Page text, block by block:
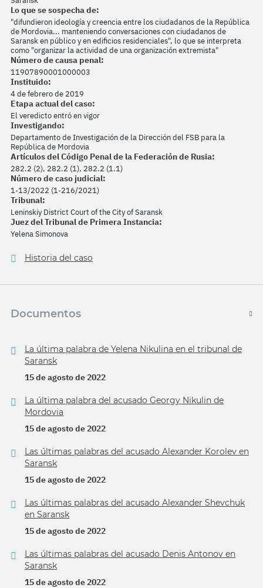
Lo que se sospecha de:
"difundieron ideología y creencia entre los ciudadanos de la República
de Mordovia... manteniendo conversaciones con ciudadanos de
Saransk en público y en edificios residenciales", lo que se interpreta
como "organizar la actividad de una organización extremista"
Número de causa penal:
11907890001000003
Instituido:
4 de febrero de 2019
Etapa actual del caso:
El veredicto entró en vigor
Investigando:
Departamento de Investigación de la Dirección del FSB para la
República de Mordovia
Artículos del Código Penal de la Federación de Rusia:
282.2 (2), 282.2 (1), 282.2 (1.1)
Número de caso judicial:
1-13/2022 (1-216/2021)
Tribunal:
Leninskiy District Court of the City of Saransk
Juez del Tribunal de Primera Instancia:
Yelena Simonova
Historia del caso
Documentos
La última palabra de Yelena Nikulina en el tribunal de
Saransk
15 de agosto de 2022
La última palabra del acusado Georgy Nikulin de
Mordovia
15 de agosto de 2022
Las últimas palabras del acusado Alexander Korolev en
Saransk
15 de agosto de 2022
Las últimas palabras del acusado Alexander Shevchuk
en Saransk
15 de agosto de 2022
Las últimas palabras del acusado Denis Antonov en
Saransk
15 de agosto de 2022